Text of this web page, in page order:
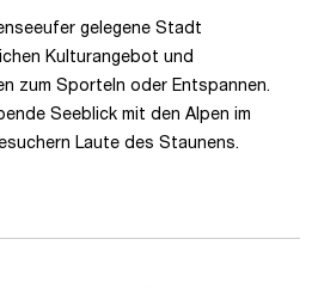
gelegene Stadt
Kulturangebot und
zum Sporteln oder Entspannen.
Seeblick mit den Alpen im
Laute des Staunens.